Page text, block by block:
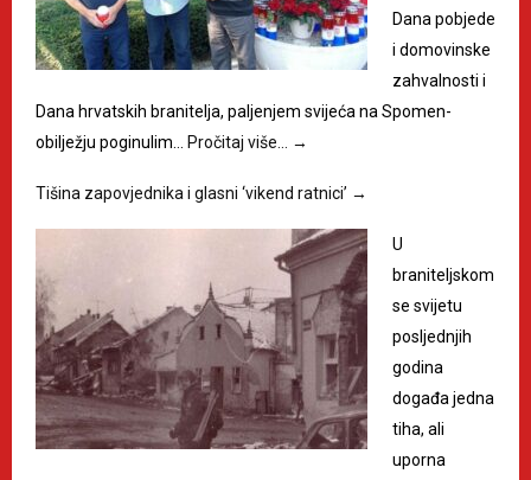
Dana pobjede
i domovinske
zahvalnosti i
Dana hrvatskih branitelja, paljenjem svijeća na Spomen-
obilježju poginulim… Pročitaj više… →
Tišina zapovjednika i glasni ‘vikend ratnici’ →
U
braniteljskom
se svijetu
posljednjih
godina
događa jedna
tiha, ali
uporna